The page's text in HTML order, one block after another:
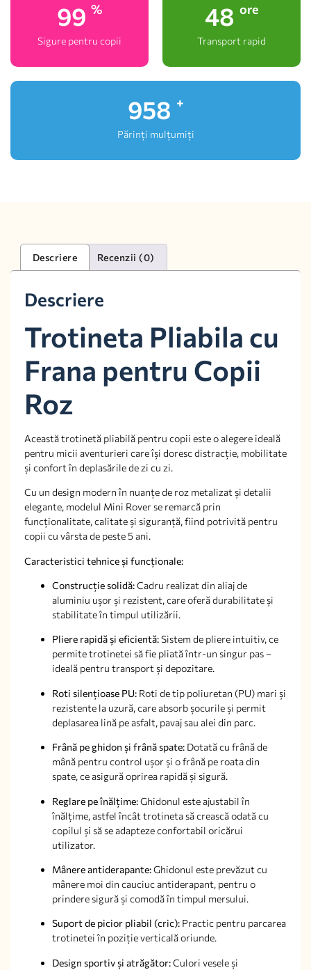
100 %
Sigure pentru copii
48 ore
Transport rapid
1,000
Părinți mulțumiți
Descriere Recenzii (0)
Descriere
Trotineta Pliabila cu
Frana pentru Copii
Roz
Această trotinetă pliabilă pentru copii este o alegere ideală
pentru micii aventurieri care își doresc distracție, mobilitate
și confort în deplasările de zi cu zi.
Cu un design modern în nuanțe de roz metalizat și detalii
elegante, modelul Mini Rover se remarcă prin
funcționalitate, calitate și siguranță, fiind potrivită pentru
copii cu vârsta de peste 5 ani.
Caracteristici tehnice și funcționale:
Construcție solidă:Cadru realizat din aliaj de
aluminiu ușor și rezistent, care oferă durabilitate și
stabilitate în timpul utilizării.
Pliere rapidă și eficientă:Sistem de pliere intuitiv, ce
permite trotinetei să fie pliată într-un singur pas –
ideală pentru transport și depozitare.
Roti silențioase PU: Roti de tip poliuretan (PU) mari și
rezistente la uzură, care absorb șocurile și permit
deplasarea lină pe asfalt, pavaj sau alei din parc.
Frână pe ghidon și frână spate: Dotată cu frână de
mână pentru control ușor și o frână pe roata din
spate, ce asigură oprirea rapidă și sigură.
Reglare pe înălțime:Ghidonul este ajustabil în
înălțime, astfel încât trotineta să crească odată cu
copilul și să se adapteze confortabil oricărui
utilizator.
Mânere antiderapante:Ghidonul este prevăzut cu
mânere moi din cauciuc antiderapant, pentru o
prindere sigură și comodă în timpul mersului.
Suport de picior pliabil (cric): Practic pentru parcarea
trotinetei în poziție verticală oriunde.
Design sportiv și atrăgător:Culori vesele și